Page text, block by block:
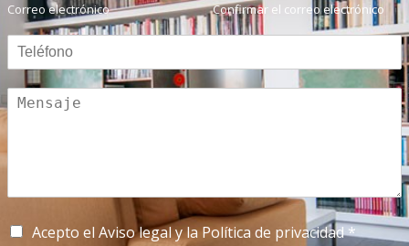
Correo electrónico Confirmar el correo electrónico
Acepto el Aviso legal y la Política de privacidad *